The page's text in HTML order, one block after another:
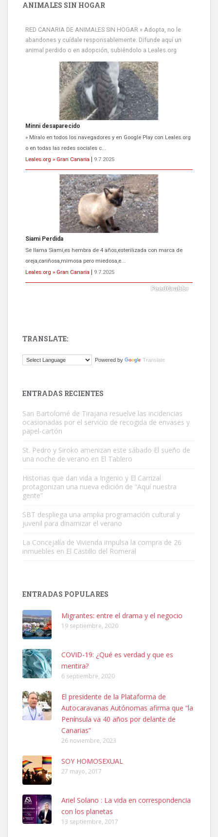
ANIMALES SIN HOGAR
RED CANARIA DE ANIMALES SIN HOGAR » Adopta, no le
abandones y cuídale responsablemente. Difunde aquí un
animal perdido o en adopción, subiéndolo a Leales.org
Minni desaparecido
» Míralo en todos los navegadores y en Google Play con Leales.org
o en todas las redes sociales c...
Leales.org » Gran Canaria
9.7.2025
Siami Perdida
Se llama Siami,es hembra de 4 años,esterilizada con marca de
oreja,cariñosa,mimosa pero miedosa,e...
Leales.org » Gran Canaria
9.7.2025
El ayuntamiento se va a llevar a Los Gatos callejeros de la zona los
Este gato macho ha aparecido en la calle hace menos de un mes,
es muy manso y extremadamente cari...
Leales.org » Gran Canaria
Leales.org » Gran Canaria
SHIBA PERDIDO AVDA JOSE MESA Y LOPEZ
PERRO MACHO RAZA SHIBA CON MICROCHIP PERDIDO HOY
06/07/2025 ZONA MESA Y LOPEZ. ES MUY ASUSTADIZO
Leales.org » Gran Canaria
6.7.2025
Ninfa perdida
El día 5 se los perdió una ninfa papillera, asustada tiene miedo a la
calle, se perdió por la zon...
TRANSLATE:
Powered by Translate
ENTRADAS RECIENTES
San Bartolomé de Tirajana resuelve las incidencias
ocasionadas por el servicio de recogida de envases y
papel-cartón
St. Pedro y Siroko amenizan este sábado El sueño de
una noche de verano en El Tablero
Historias que dan vida a Ingenio y El Carrizal
protagonizan una nueva edición de “Aquí nuestra
gente”
SBT despliega una amplia programación cultural y
juvenil para dinamizar el verano
La Concejalía de Vivienda impulsa la compra de 26
inmuebles en El Castillo del Romeral
ENTRADAS POPULARES
Migrantes: entre el drama y el negocio
19 septiembre, 2020
COVID-19: ¿Qué es verdad y que es
mentira?
6 septiembre, 2020
El presidente de la Plataforma de
Autocaravanas Autónomas afirma que “la
Península va 40 años por delante de
Canarias”
26 noviembre, 2023
SOY HOMOSEXUAL
27 mayo, 2017
Ariel Solano : La vida en correspondencia
con los planetas
13 septiembre, 2017